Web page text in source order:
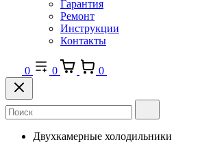
Гарантия
Ремонт
Инструкции
Контакты
0 0 0
Двухкамерные холодильники